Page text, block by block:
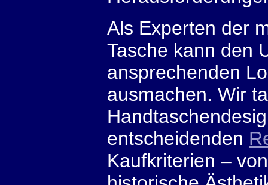
Als Experten der
Tasche kann den
ansprechenden
ausmachen. Wir
entscheidenden
Kaufkriterien –